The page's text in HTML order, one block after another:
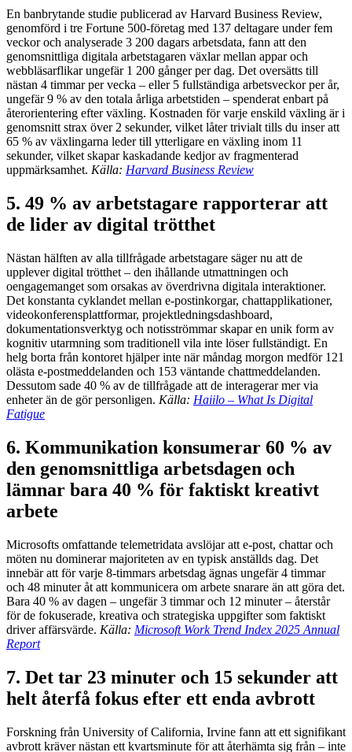
En banbrytande studie publicerad av Harvard Business Review,
genomförd i tre Fortune 500-företag med 137 deltagare under fem
veckor och analyserade 3 200 dagars arbetsdata, fann att den
genomsnittliga digitala arbetstagaren växlar mellan appar och
webbläsarflikar ungefär 1 200 gånger per dag. Det oversätts till
nästan 4 timmar per vecka – eller 5 fullständiga arbetsveckor per år,
ungefär 9 % av den totala årliga arbetstiden – spenderat enbart på
återorientering efter växling. Kostnaden för varje enskild växling är i
genomsnitt strax över 2 sekunder, vilket låter trivialt tills du inser att
65 % av växlingarna leder till ytterligare en växling inom 11
sekunder, vilket skapar kaskadande kedjor av fragmenterad
uppmärksamhet. Källa: Harvard Business Review
5. 49 % av arbetstagare rapporterar att
de lider av digital trötthet
Nästan hälften av alla tillfrågade arbetstagare säger nu att de
upplever digital trötthet – den ihållande utmattningen och
oengagemanget som orsakas av överdrivna digitala interaktioner.
Det konstanta cyklandet mellan e-postinkorgar, chattapplikationer,
videokonferensplattformar, projektledningsdashboard,
dokumentationsverktyg och notisströmmar skapar en unik form av
kognitiv utarmning som traditionell vila inte löser fullständigt. En
helg borta från kontoret hjälper inte när måndag morgon medför 121
olästa e-postmeddelanden och 153 väntande chattmeddelanden.
Dessutom sade 40 % av de tillfrågade att de interagerar mer via
enheter än de gör personligen. Källa: Haiilo – What Is Digital
Fatigue
6. Kommunikation konsumerar 60 % av
den genomsnittliga arbetsdagen och
lämnar bara 40 % för faktiskt kreativt
arbete
Microsofts omfattande telemetridata avslöjar att e-post, chattar och
möten nu dominerar majoriteten av en typisk anställds dag. Det
innebär att för varje 8-timmars arbetsdag ägnas ungefär 4 timmar
och 48 minuter åt att kommunicera om arbete snarare än att göra det.
Bara 40 % av dagen – ungefär 3 timmar och 12 minuter – återstår
för de fokuserade, kreativa och strategiska uppgifter som faktiskt
driver affärsvärde. Källa: Microsoft Work Trend Index 2025 Annual
Report
7. Det tar 23 minuter och 15 sekunder att
helt återfå fokus efter ett enda avbrott
Forskning från University of California, Irvine fann att ett signifikant
avbrott kräver nästan ett kvartsminute för att återhämta sig från – inte